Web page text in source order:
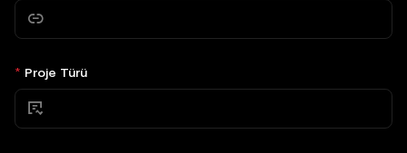
Proje Türü